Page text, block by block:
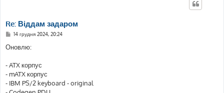
Re: Віддам задаром
П
в
і
о
м
л
е
н
14 грудня 2024, 20:24
Оновлю:
- ATX корпус
- mATX корпус
- IBM PS/2 keyboard - original